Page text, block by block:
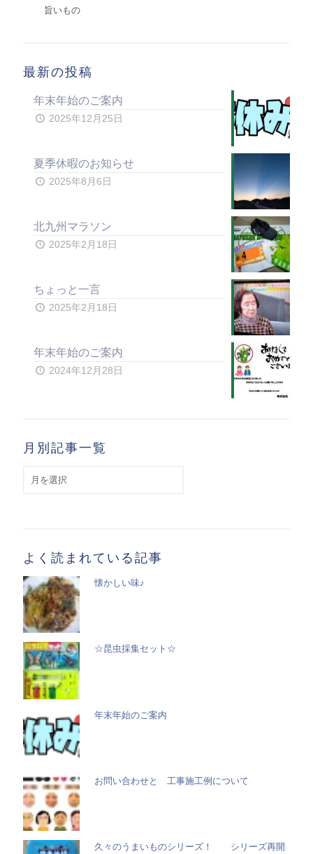
旨いもの
最新の投稿
年末年始のご案内
2025年12月25日
夏季休暇のお知らせ
2025年8月6日
北九州マラソン
2025年2月18日
ちょっと一言
2025年2月18日
年末年始のご案内
2024年12月28日
月別記事一覧
よく読まれている記事
懐かしい味♪
☆昆虫採集セット☆
年末年始のご案内
お問い合わせと 工事施工例について
久々のうまいものシリーズ！ シリーズ再開